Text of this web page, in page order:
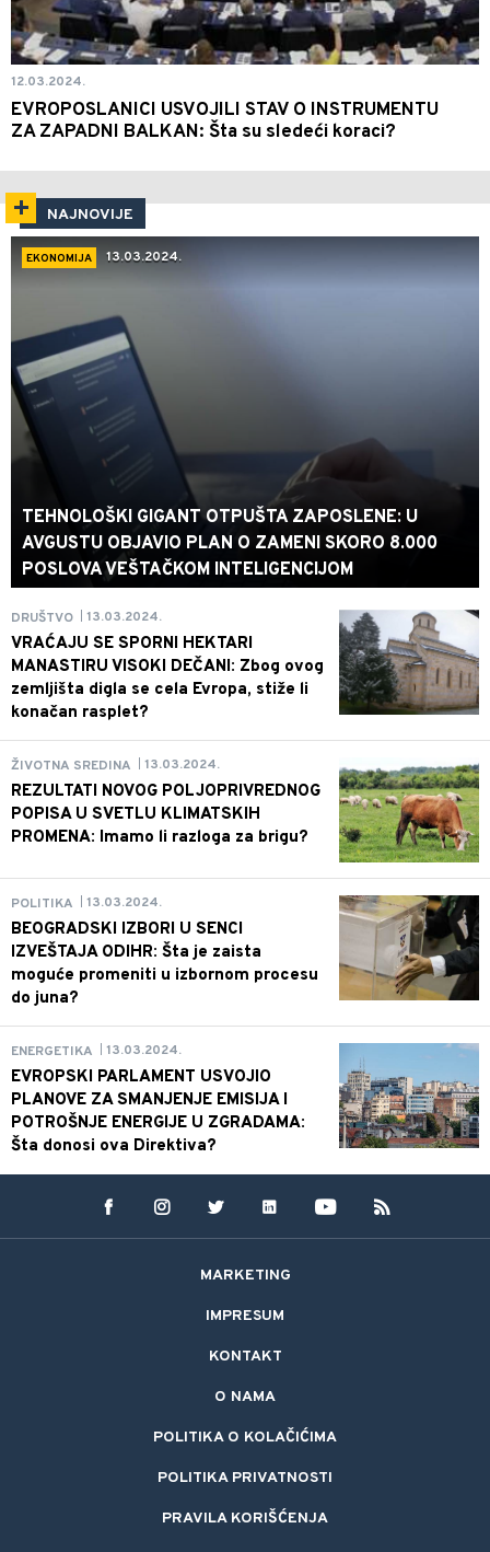
12.03.2024.
EVROPOSLANICI USVOJILI STAV O INSTRUMENTU
ZA ZAPADNI BALKAN: Šta su sledeći koraci?
NAJNOVIJE
EKONOMIJA 13.03.2024.
TEHNOLOŠKI GIGANT OTPUŠTA ZAPOSLENE: U
AVGUSTU OBJAVIO PLAN O ZAMENI SKORO 8.000
POSLOVA VEŠTAČKOM INTELIGENCIJOM
DRUŠTVO 13.03.2024.
VRAĆAJU SE SPORNI HEKTARI
MANASTIRU VISOKI DEČANI: Zbog ovog
zemljišta digla se cela Evropa, stiže li
konačan rasplet?
ŽIVOTNA SREDINA 13.03.2024.
REZULTATI NOVOG POLJOPRIVREDNOG
POPISA U SVETLU KLIMATSKIH
PROMENA: Imamo li razloga za brigu?
POLITIKA 13.03.2024.
BEOGRADSKI IZBORI U SENCI
IZVEŠTAJA ODIHR: Šta je zaista
moguće promeniti u izbornom procesu
do juna?
ENERGETIKA 13.03.2024.
EVROPSKI PARLAMENT USVOJIO
PLANOVE ZA SMANJENJE EMISIJA I
POTROŠNJE ENERGIJE U ZGRADAMA:
Šta donosi ova Direktiva?
MARKETING
IMPRESUM
KONTAKT
O NAMA
POLITIKA O KOLAČIĆIMA
POLITIKA PRIVATNOSTI
PRAVILA KORIŠĆENJA